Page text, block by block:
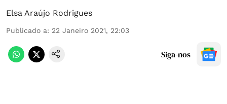
Elsa Araújo Rodrigues
Publicado a: 22 Janeiro 2021, 22:03
Siga-nos